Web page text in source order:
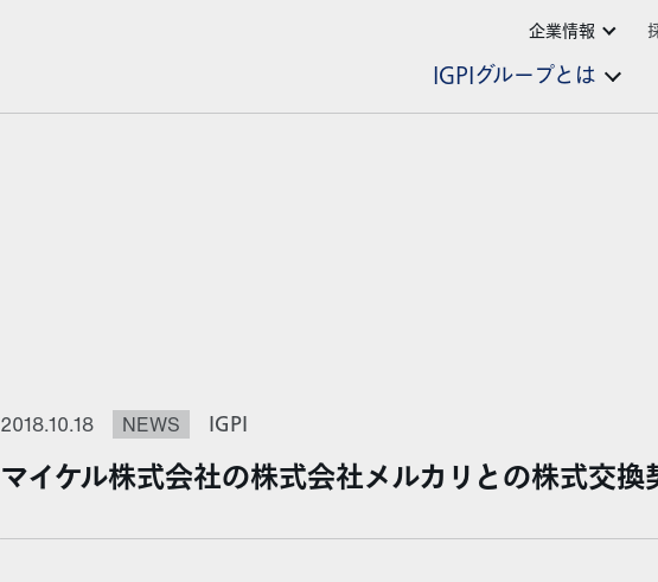
IGPIグループとは
企業情報
2018.10.18 NEWS IGPI
マイケル株式会社の株式会社メルカリとの株式交